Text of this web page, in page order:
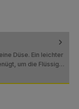
Düse. Ein leichter
um die Flüssig…